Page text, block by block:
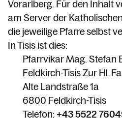
Vorarlberg. Für den Inhalt
am Server der
die jeweilige Pfarre selbst
In Tisis ist dies:
Pfarrvikar Mag. Stefan
Feldkirch-Tisis Zur Hl.
Alte Landstraße 1a
6800 Feldkirch-Tisis
Telefon: +43 5522